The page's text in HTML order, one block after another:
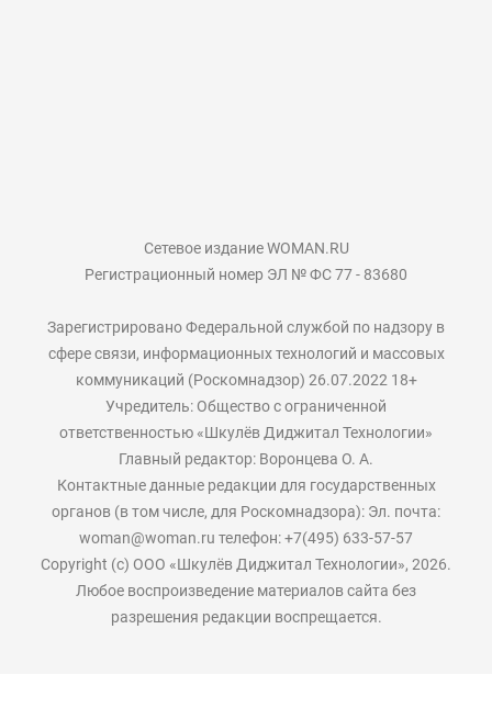
Сетевое издание WOMAN.RU
Регистрационный номер ЭЛ № ФС 77 - 83680
Зарегистрировано Федеральной службой по надзору в
сфере связи, информационных технологий и массовых
коммуникаций (Роскомнадзор) 26.07.2022 18+
Учредитель: Общество с ограниченной
ответственностью «Шкулёв Диджитал Технологии»
Главный редактор: Воронцева О. А.
Контактные данные редакции для государственных
органов (в том числе, для Роскомнадзора): Эл. почта:
woman@woman.ru телефон: +7(495) 633-57-57
Copyright (с) ООО «Шкулёв Диджитал Технологии», 2026.
Любое воспроизведение материалов сайта без
разрешения редакции воспрещается.